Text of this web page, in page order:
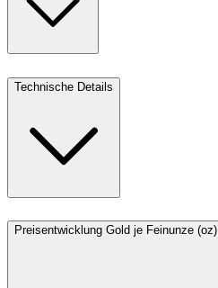
Technische Details
Preisentwicklung Gold je Feinunze (oz)